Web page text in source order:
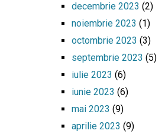
decembrie 2023 (2)
noiembrie 2023 (1)
octombrie 2023 (3)
septembrie 2023 (5)
iulie 2023 (6)
iunie 2023 (6)
mai 2023 (9)
aprilie 2023 (9)